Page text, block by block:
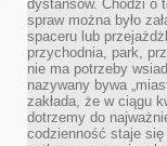
dystansów. Chodzi o
spraw można było
spaceru lub
przychodnia, park,
nie ma potrzeby
nazywany bywa
zakłada, że w ciągu
dotrzemy do
codzienność staje